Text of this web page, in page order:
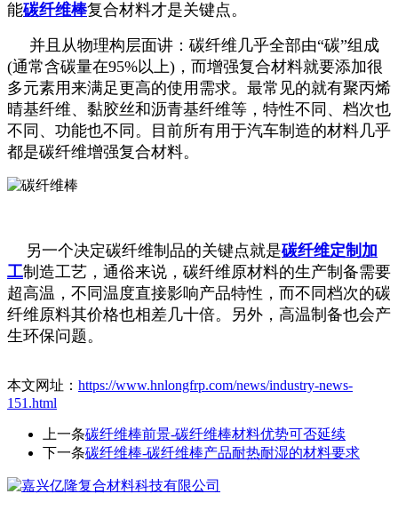
能碳纤维棒复合材料才是关键点。
并且从物理构层面讲：碳纤维几乎全部由“碳”组成
(通常含碳量在95%以上)，而增强复合材料就要添加很
多元素用来满足更高的使用需求。最常见的就有聚丙烯
晴基纤维、黏胶丝和沥青基纤维等，特性不同、档次也
不同、功能也不同。目前所有用于汽车制造的材料几乎
都是碳纤维增强复合材料。
另一个决定碳纤维制品的关键点就是碳纤维定制加
工制造工艺，通俗来说，碳纤维原材料的生产制备需要
超高温，不同温度直接影响产品特性，而不同档次的碳
纤维原料其价格也相差几十倍。另外，高温制备也会产
生环保问题。
本文网址： https://www.hnlongfrp.com/news/industry-news-
151.html
上一条碳纤维棒前景-碳纤维棒材料优势可否延续
下一条碳纤维棒-碳纤维棒产品耐热耐湿的材料要求